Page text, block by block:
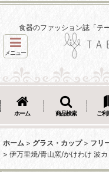
食器のファッション誌「テ
メニュー
ホーム 商品検索 ご利
ホーム > グラス・カップ > フリ
> 伊万里焼/青山窯/かけわけ 波